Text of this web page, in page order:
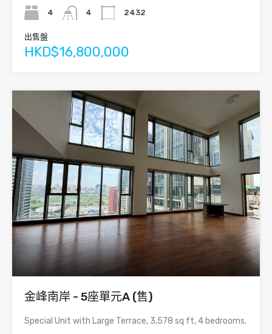
4
4
2432
出售盤
HKD$16,800,000
金峰南岸 - 5座單元A (售)
Special Unit with Large Terrace, 3,578 sq ft, 4 bedrooms,